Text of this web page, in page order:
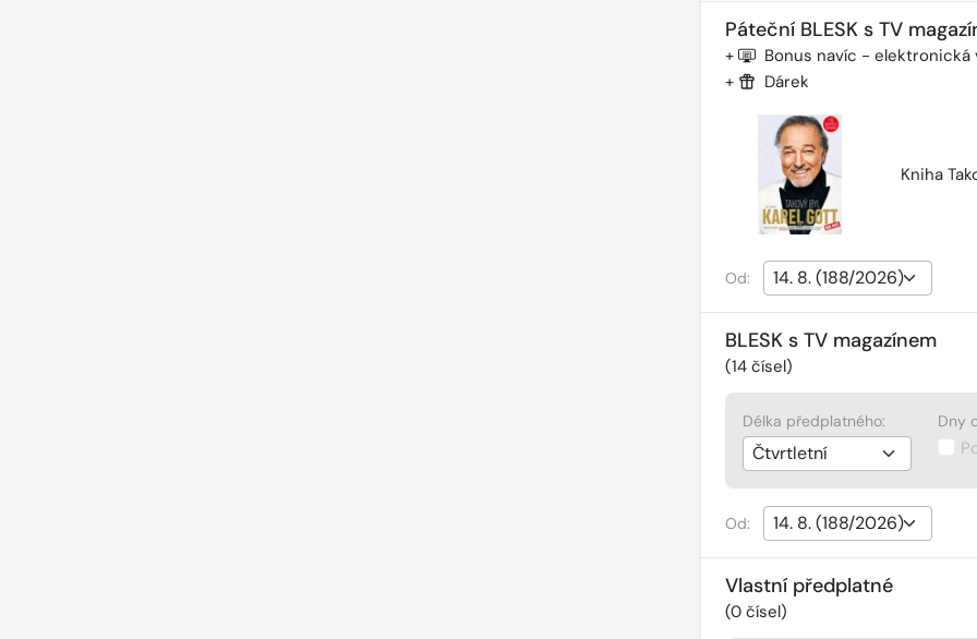
Páteční BLESK s TV
+ Bonus navíc - elektronická
+ Dárek
Kniha
Od:
BLESK s TV magazínem
(14čísel)
Délka předplatného: Dny
Od:
Vlastní předplatné
(0čísel)